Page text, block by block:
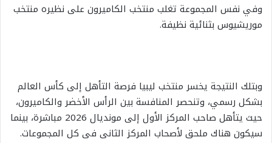
وفي نفس المجموعة تغلب منتخب الكاميرون على نظيره منتخب
موريشيوس بثنائية نظيفة.
وبتلك النتيجة يخسر منتخب ليبيا فرصة التأهل إلى كأس العالم
بشكل رسمي، وتنحصر المنافسة بين الرأس الأخضر والكاميرون،
حيث يتأهل صاحب المركز الأول إلى مونديال 2026 مباشرة، بينما
سيكون هناك ملحق لأصحاب المركز الثانى فى كل المجموعات.